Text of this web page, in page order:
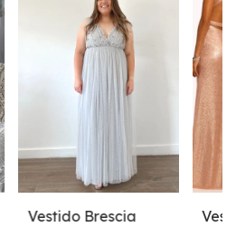
Vestido Brescia